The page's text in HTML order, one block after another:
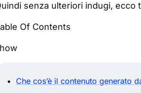
senza ulteriori indugi,
Of Contents
Che cos’è il contenuto generato